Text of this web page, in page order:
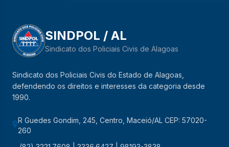
SINDPOL / AL
Sindicato dos Policiais Civis de Alagoas
Sindicato dos Policiais Civis do Estado de Alagoas,
defendendo os direitos e interesses da categoria desde
1990.
R Guedes Gondim, 245, Centro, Maceió/AL CEP: 57020-
260